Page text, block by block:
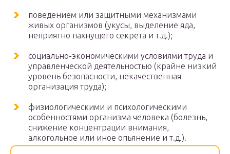
поведением или защитными механизмами
живых организмов (укусы, выделение яда,
неприятно пахнущего секрета и т.д.);
социально-экономическими условиями труда и
управленческой деятельностью (крайне низкий
уровень безопасности, некачественная
организация труда);
физиологическими и психологическими
особенностями организма человека (болезнь,
снижение концентрации внимания,
алкогольное или иное опьянение и т.д.).